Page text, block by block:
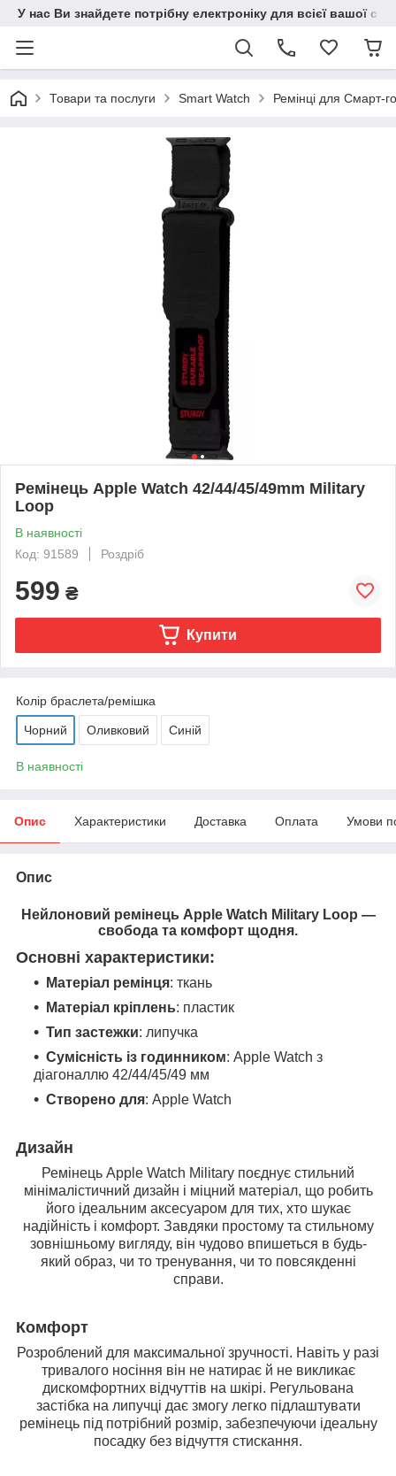
У нас Ви знайдете потрібну електроніку для всієї вашої
Товари та послуги Smart Watch Ремінці для Смарт-
Ремінець Apple Watch 42/44/45/49mm Military
Loop
В наявності
Код: 91589
Роздріб
599 ₴
Купити
Колір браслета/ремішка
Чорний Оливковий Синій
В наявності
Опис Характеристики Доставка Оплата Умови
Опис
Нейлоновий ремінець Apple Watch Military Loop —
свобода та комфорт щодня.
Основні характеристики:
Матеріал ремінця: ткань
Матеріал кріплень: пластик
Тип застежки: липучка
Сумісність із годинником: Apple Watch з
діагоналлю 42/44/45/49 мм
Створено для: Apple Watch
Дизайн
Ремінець Apple Watch Military поєднує стильний
мінімалістичний дизайн і міцний матеріал, що робить
його ідеальним аксесуаром для тих, хто шукає
надійність і комфорт. Завдяки простому та стильному
зовнішньому вигляду, він чудово впишеться в будь-
який образ, чи то тренування, чи то повсякденні
справи.
Комфорт
Розроблений для максимальної зручності. Навіть у разі
тривалого носіння він не натирає й не викликає
дискомфортних відчуттів на шкірі. Регульована
застібка на липучці дає змогу легко підлаштувати
ремінець під потрібний розмір, забезпечуючи ідеальну
посадку без відчуття стискання.